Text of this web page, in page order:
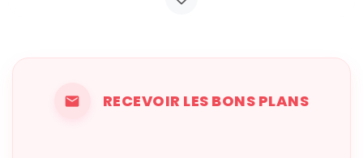
RECEVOIR LES BONS PLANS